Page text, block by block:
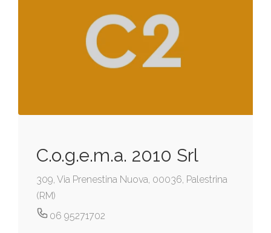
C.o.g.e.m.a. 2010 Srl
309, Via Prenestina Nuova, 00036, Palestrina
(RM)
06 95271702